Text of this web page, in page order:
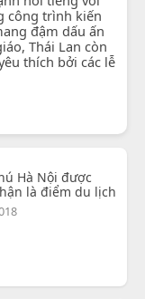
công trình kiến
đậm dấu ấn
Thái Lan còn
thích bởi các lễ
Hà Nội được
là điểm du lịch